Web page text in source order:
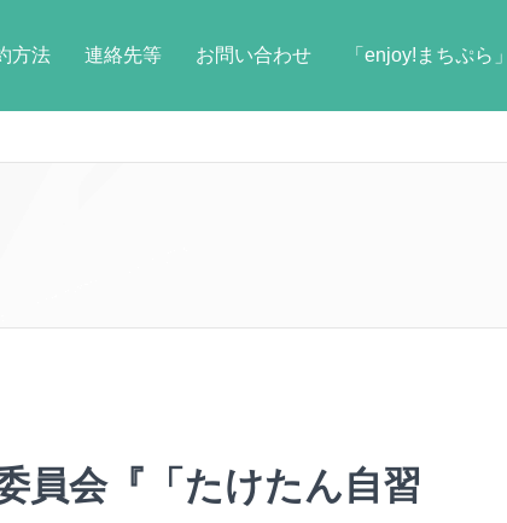
方法 連絡先等 お問い合わせ 「enjoy!まちぷら」
員会『「たけたん自習